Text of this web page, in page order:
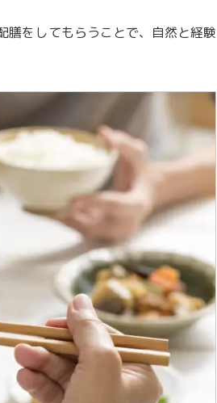
膳をしてもらうことで、自然と経験